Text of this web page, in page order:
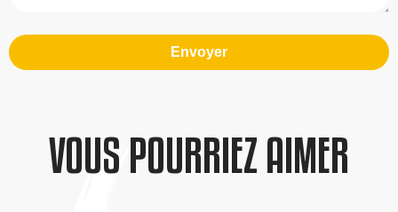
Envoyer
VOUS POURRIEZ AIMER